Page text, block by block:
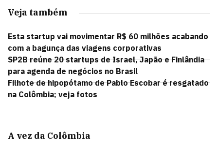
Veja também
Esta startup vai movimentar R$ 60 milhões acabando
com a bagunça das viagens corporativas
SP2B reúne 20 startups de Israel, Japão e Finlândia
para agenda de negócios no Brasil
Filhote de hipopótamo de Pablo Escobar é resgatado
na Colômbia; veja fotos
A vez da Colômbia